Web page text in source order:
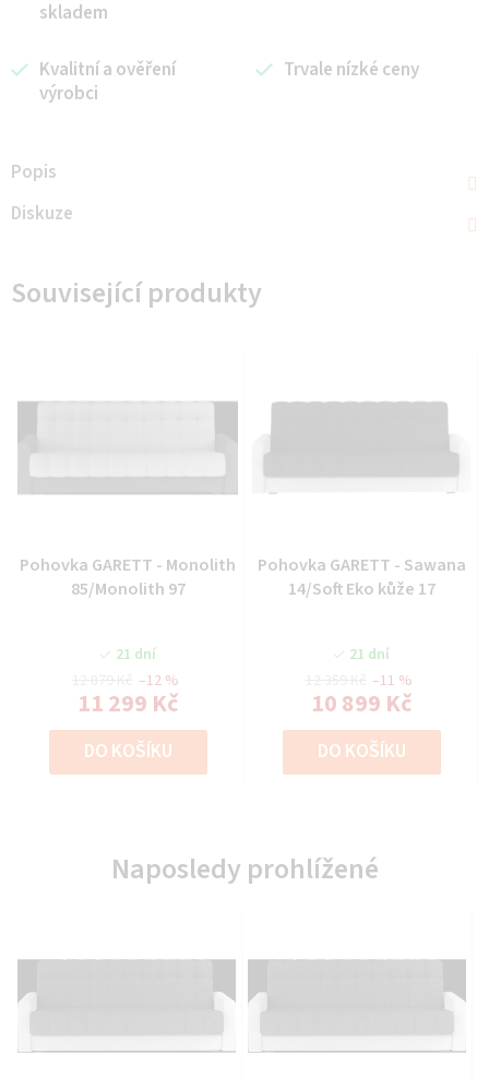
skladem
Kvalitní a ověření
výrobci
Trvale nízké ceny
Popis
Diskuze
Související produkty
Pohovka GARETT - Monolith
85/Monolith 97
21 dní
11 299 Kč
–12 %
DO KOŠÍKU
Pohovka GARETT - Sawana
14/Soft Eko kůže 17
21 dní
10 899 Kč
–11 %
DO KOŠÍKU
Naposledy prohlížené